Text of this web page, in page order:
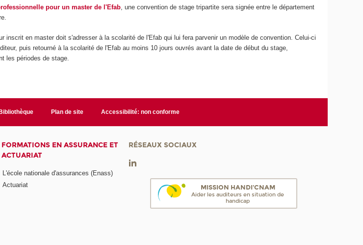
pour un master de l'Efab, une convention de stage tripartite sera signée entre le département
inscrit en master doit s'adresser à la scolarité de l'Efab qui lui fera parvenir un modèle de convention. Celui-ci
puis retourné à la scolarité de l'Efab au moins 10 jours ouvrés avant la date de début du stage,
les périodes de stage.
Bibliothèque Plan de site Accessibilité: non conforme
FORMATIONS EN ASSURANCE ET
ACTUARIAT
L'école nationale d'assurances (Enass)
Actuariat
RÉSEAUX SOCIAUX
MISSION HANDI'CNAM
Aider les auditeurs en situation de
handicap